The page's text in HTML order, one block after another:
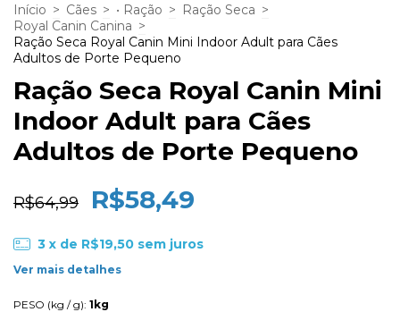
Início > Cães > • Ração > Ração Seca >
Royal Canin Canina >
Ração Seca Royal Canin Mini Indoor Adult para Cães
Adultos de Porte Pequeno
Ração Seca Royal Canin Mini
Indoor Adult para Cães
Adultos de Porte Pequeno
R$64,99 R$58,49
3 x de R$19,50 sem juros
Ver mais detalhes
PESO (kg / g): 1kg